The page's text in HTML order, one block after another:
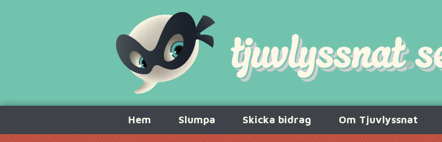
Hem Slumpa Skicka bidrag Om Tjuvlyssnat